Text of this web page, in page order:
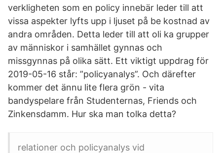
verkligheten som en policy innebär leder till att
vissa aspekter lyfts upp i ljuset på be­ kostnad av
andra områden. Detta leder till att oli­ ka grupper
av människor i samhället gynnas och
missgynnas på olika sätt. Ett viktigt uppdrag för
2019-05-16 står: ”policyanalys”. Och därefter
kommer det ännu lite flera grön - vita
bandyspelare från Studenternas, Friends och
Zinkensdamm. Hur ska man tolka detta?
relationer och policyanalys vid